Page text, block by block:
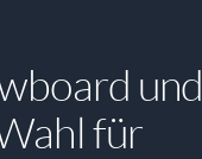
und
für